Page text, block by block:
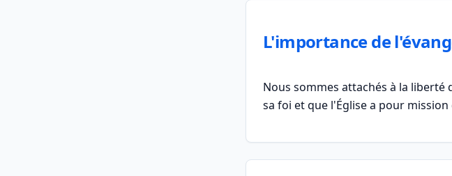
L'importance de
Nous sommes attachés à la
sa foi et que l'Église a pour